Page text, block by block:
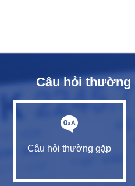
Câu hỏi thường
Câu hỏi thường gặp